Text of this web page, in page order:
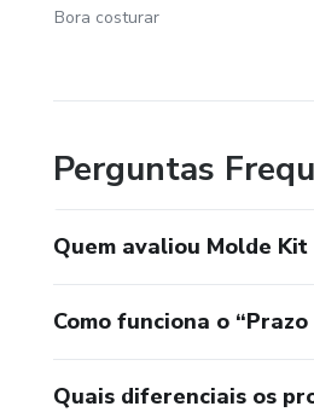
Bora costurar
Perguntas
Quem avaliou Molde Kit
Como funciona o
Quais diferenciais os